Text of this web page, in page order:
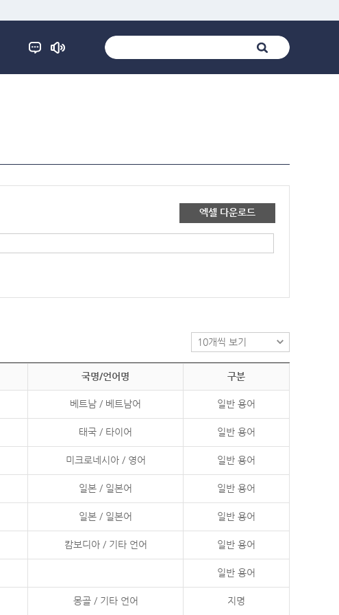
엑셀 다운로드
국명/언어명 구분
베트남 / 베트남어 일반 용어
태국 / 타이어 일반 용어
미크로네시아 / 영어 일반 용어
일본 / 일본어 일반 용어
일본 / 일본어 일반 용어
캄보디아 / 기타 언어 일반 용어
일반 용어
몽골 / 기타 언어 지명